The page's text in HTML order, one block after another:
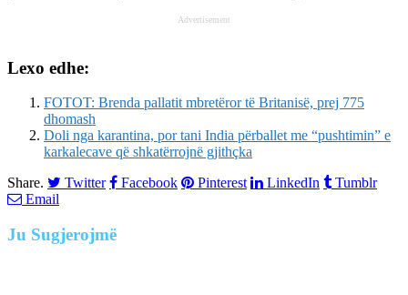
Advertisement
Lexo edhe:
FOTOT: Brenda pallatit mbretëror të Britanisë, prej 775
dhomash
Doli nga karantina, por tani India përballet me “pushtimin” e
karkalecave që shkatërrojnë gjithçka
Share.
Twitter Facebook Pinterest LinkedIn
Tumblr
Email
Ju Sugjerojmë